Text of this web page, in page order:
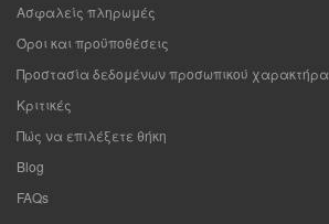
Ασφαλείς πληρωμές
Όροι και προϋποθέσεις
Προστασία δεδομένων προσωπικού χαρακτήρα
Κριτικές
Πώς να επιλέξετε θήκη
Blog
FAQs